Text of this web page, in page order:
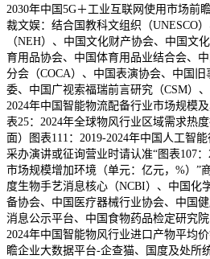
2030年中国5G＋工业互联网使用市场前
裁文娱：结合国教科文组织（UNESCO
（NEH）、中国文化财产协会、中国文
育用品协会、中国体育用品业结合会、
分会（COCA）、中国表演协会、中国
委、中国广视索福瑞前言研究（CSM）
2024年中国智能物流配备行业市场规模
表25：2024年全球物风行业区域需求热
面）图表111：2019-2024年中国人工智
采办演讲或征询营业时请认准“图表107
市场规模增加环境（单元：亿元，%）”
度生物手艺消息核心（NCBI）、中国化
备协会、中国医疗器械行业协会、中国
消息公示平台、中国食物药品检定研究
2024年中国智能物风行业进口产物平均
瞻企业大数据平台-企查猫、国度及处所